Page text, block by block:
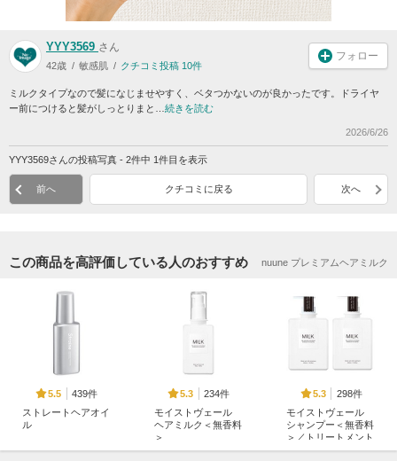
YYY3569 さん
42歳 敏感肌 クチコミ投稿 10件
フォロー
ミルクタイプなので髪になじませやすく、ベタつかないのが良かったです。ドライヤ
ー前につけると髪がしっとりまと… 続きを読む
2026/6/26
YYY3569さんの投稿写真 - 2件中 1件目を表示
前へ クチコミに戻る 次へ
この商品を高評価している人のおすすめ nuune プレミアムヘアミルク
5.5
439件
ストレートヘアオイ
ル
5.3
234件
モイストヴェール
ヘアミルク＜無香料
＞
5.3
298件
モイストヴェール
シャンプー＜無香料
＞／トリートメント
＜無香料＞